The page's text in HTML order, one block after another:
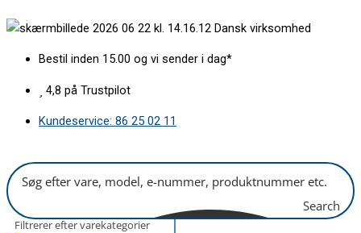
til
Dansk virksomhed
Bestil inden 15.00 og vi sender i dag*
4,8 på Trustpilot
Kundeservice: 86 25 02 11
Search
Filtrerer efter varekategorier